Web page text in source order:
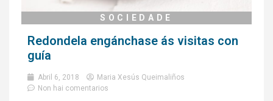
SOCIEDADE
Redondela engánchase ás visitas con
guía
Abril 6, 2018
Maria Xesús Queimaliños
Non hai comentarios